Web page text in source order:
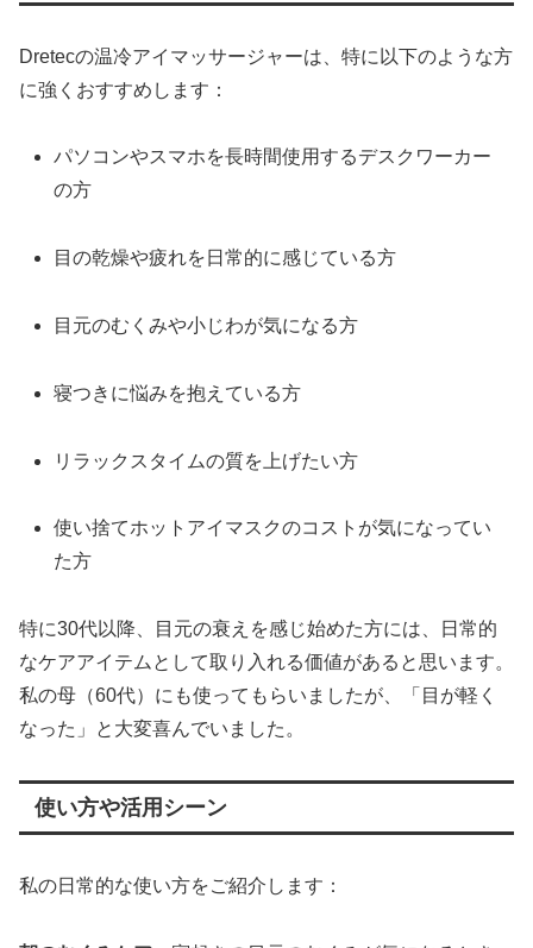
Dretecの温冷アイマッサージャーは、特に以下のような方
に強くおすすめします：
パソコンやスマホを長時間使用するデスクワーカー
の方
目の乾燥や疲れを日常的に感じている方
目元のむくみや小じわが気になる方
寝つきに悩みを抱えている方
リラックスタイムの質を上げたい方
使い捨てホットアイマスクのコストが気になってい
た方
特に30代以降、目元の衰えを感じ始めた方には、日常的
なケアアイテムとして取り入れる価値があると思います。
私の母（60代）にも使ってもらいましたが、「目が軽く
なった」と大変喜んでいました。
使い方や活用シーン
私の日常的な使い方をご紹介します：